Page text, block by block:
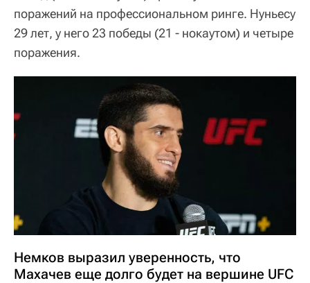
поражений на профессиональном ринге. Нуньесу
29 лет, у него 23 победы (21 - нокаутом) и четыре
поражения.
Немков выразил уверенность, что
Махачев еще долго будет на вершине UFC